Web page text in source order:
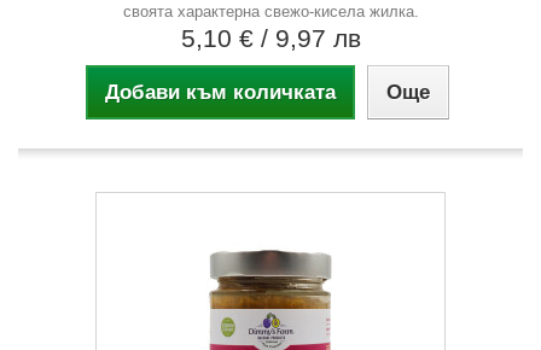
своята характерна свежо-кисела жилка.
5,10 € / 9,97 лв
Добави към количката Още